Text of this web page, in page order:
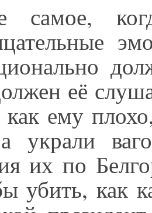
самое,
её
ему
украли
их по
убить, как